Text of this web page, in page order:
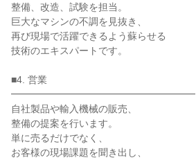
整備、改造、試験を担当。
巨大なマシンの不調を見抜き、
再び現場で活躍できるよう蘇らせる
技術のエキスパートです。
■4. 営業
━━━━━━━━━━━━━━━━━━━
自社製品や輸入機械の販売、
整備の提案を行います。
単に売るだけでなく、
お客様の現場課題を聞き出し、